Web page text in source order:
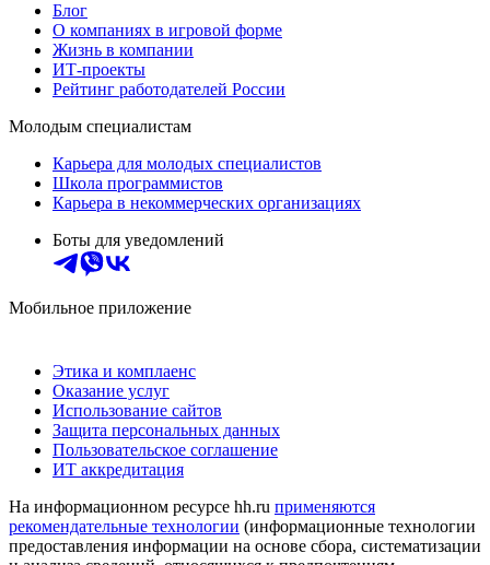
Блог
О компаниях в игровой форме
Жизнь в компании
ИТ-проекты
Рейтинг работодателей России
Молодым специалистам
Карьера для молодых специалистов
Школа программистов
Карьера в некоммерческих организациях
Боты для уведомлений
Мобильное приложение
Этика и комплаенс
Оказание услуг
Использование сайтов
Защита персональных данных
Пользовательское соглашение
ИТ аккредитация
На информационном ресурсе hh.ru применяются
рекомендательные технологии (информационные технологии
предоставления информации на основе сбора, систематизации